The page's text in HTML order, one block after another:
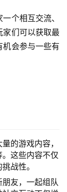
个相互交流、
家们可以获取最
会参与一些有
的游戏内容，
这些内容不仅
战性。
友，一起组队